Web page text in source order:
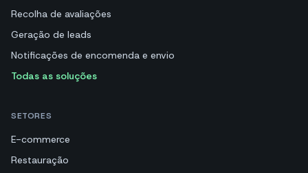
Recolha de avaliações
Geração de leads
Notificações de encomenda e envio
Todas as soluções
SETORES
E-commerce
Restauração